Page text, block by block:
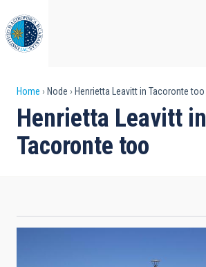
to
main
content
Breadcrumb
Home Node Henrietta Leavitt in Tacoronte too
Henrietta Leavitt in
Tacoronte too